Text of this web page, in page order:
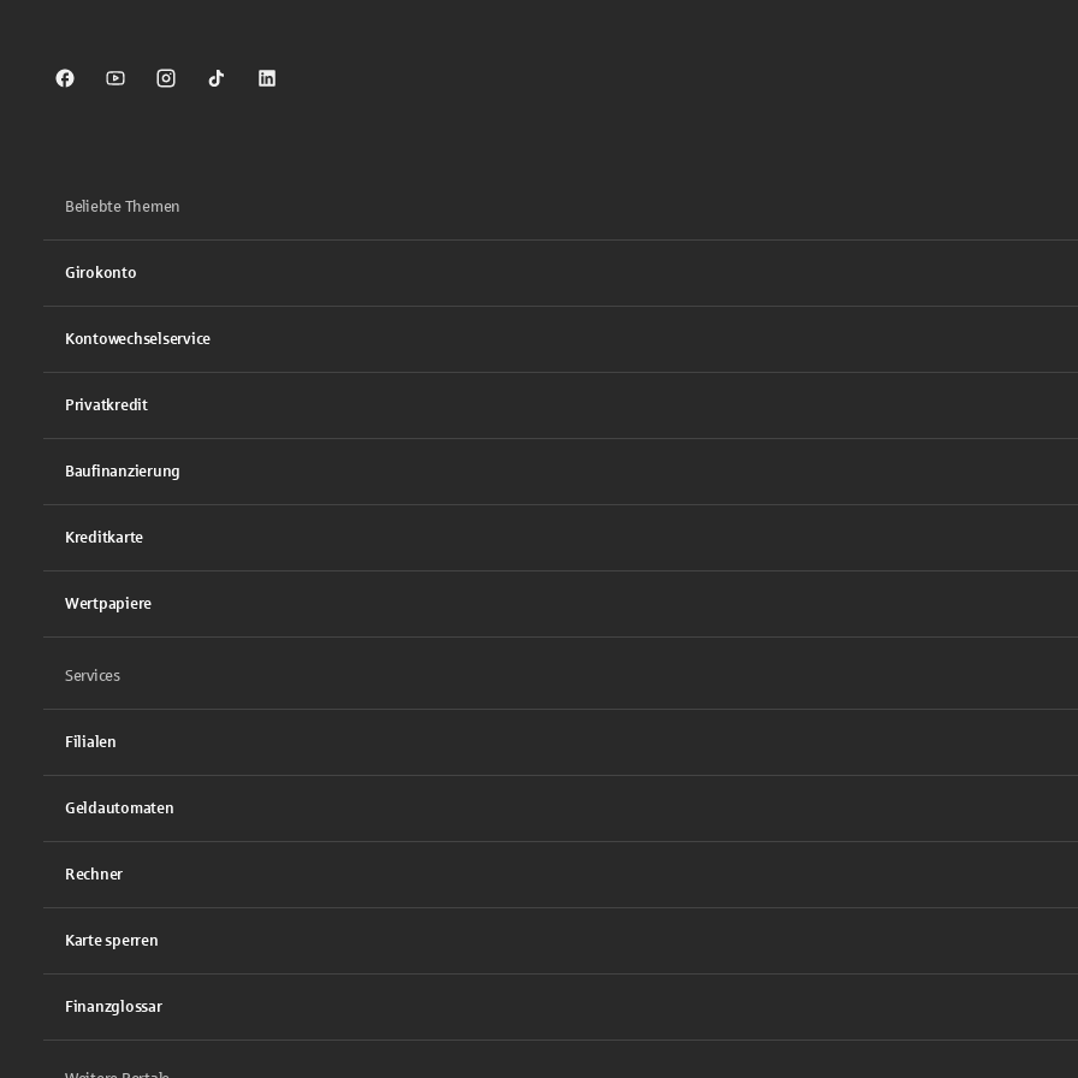
Sparkasse auf Facebook
Sparkasse auf Youtube
Sparkasse auf Instagram
Sparkasse auf TikTok
Sparkasse auf LinkedIn
Beliebte Themen
Girokonto
Kontowechselservice
Privatkredit
Baufinanzierung
Kreditkarte
Wertpapiere
Services
Filialen
Geldautomaten
Rechner
Karte sperren
Finanzglossar